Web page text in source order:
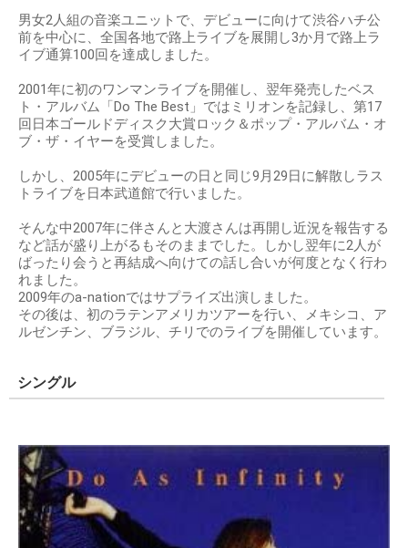
男女2人組の音楽ユニットで、デビューに向けて渋谷ハチ公
前を中心に、全国各地で路上ライブを展開し3か月で路上ラ
イブ通算100回を達成しました。
2001年に初のワンマンライブを開催し、翌年発売したベス
ト・アルバム「Do The Best」ではミリオンを記録し、第17
回日本ゴールドディスク大賞ロック＆ポップ・アルバム・オ
ブ・ザ・イヤーを受賞しました。
しかし、2005年にデビューの日と同じ9月29日に解散しラス
トライブを日本武道館で行いました。
そんな中2007年に伴さんと大渡さんは再開し近況を報告する
など話が盛り上がるもそのままでした。しかし翌年に2人が
ばったり会うと再結成へ向けての話し合いが何度となく行わ
れました。
2009年のa-nationではサプライズ出演しました。
その後は、初のラテンアメリカツアーを行い、メキシコ、ア
ルゼンチン、ブラジル、チリでのライブを開催しています。
シングル